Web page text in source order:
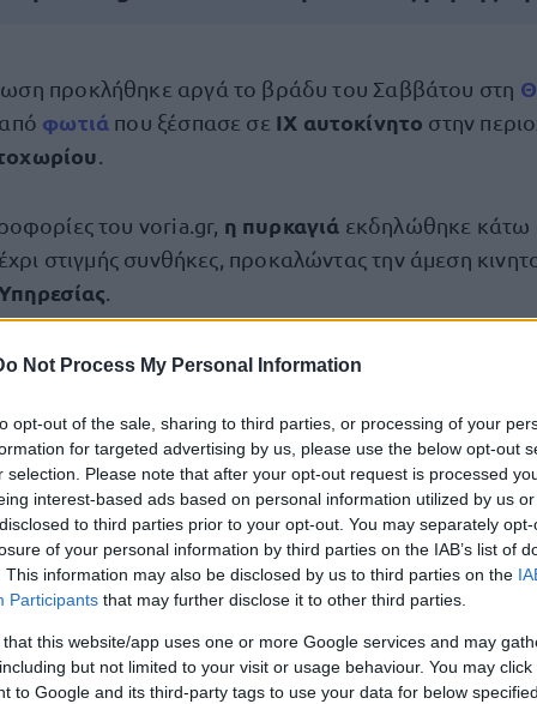
Not Process My Personal Information
opt-out of the sale, sharing to third parties, or processing of your
for targeted advertising by us, please use the below opt-out
selection. Please note that after your opt-out request is processed
interest-based ads based on personal information utilized by us
to third parties prior to your opt-out. You may separately
of your personal information by third parties on the IAB’s list of
This information may also be disclosed by us to third parties on the
Participants that may further disclose it to other third parties.
that this website/app uses one or more Google services and may
but not limited to your visit or usage behaviour. You may
to Google and its third-party tags to use your data for below
προκλήθηκε αργά το βράδυ του Σαββάτου στη
φωτιά που ξέσπασε σε ΙΧ αυτοκίνητο στην
του voria.gr, η πυρκαγιά εκδηλώθηκε κάτω
στιγμής συνθήκες, προκαλώντας την άμεση
έξι πυροσβέστες με δύο πυροσβεστικά οχήματα
Αγγλικών σε μόνο 2 ημέρες στα
η πιο Εύκολη Πιστοποίηση